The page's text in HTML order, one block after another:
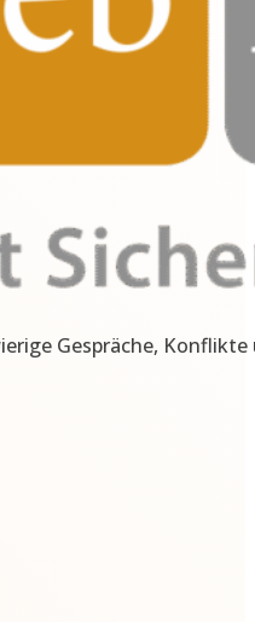
Gespräche, Konflikte